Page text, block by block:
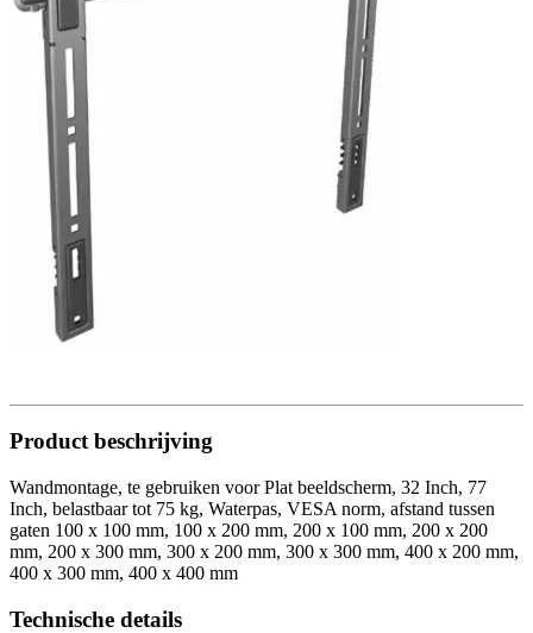
Product beschrijving
Wandmontage, te gebruiken voor Plat beeldscherm, 32 Inch, 77
Inch, belastbaar tot 75 kg, Waterpas, VESA norm, afstand tussen
gaten 100 x 100 mm, 100 x 200 mm, 200 x 100 mm, 200 x 200
mm, 200 x 300 mm, 300 x 200 mm, 300 x 300 mm, 400 x 200 mm,
400 x 300 mm, 400 x 400 mm
Technische details